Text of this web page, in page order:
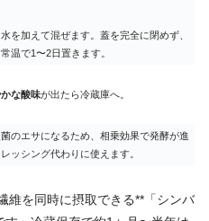
を加えて混ぜます。蓋を完全に閉めず、
常温で1〜2日置きます。
な酸味が出たら冷蔵庫へ。
のエサになるため、相乗効果で発酵が進
ッシング代わりに使えます。
維を同時に摂取できる**「シンバ